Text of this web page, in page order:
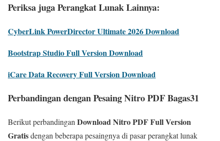
Periksa juga Perangkat Lunak Lainnya:
CyberLink PowerDirector Ultimate 2026 Download
Bootstrap Studio Full Version Download
iCare Data Recovery Full Version Download
Perbandingan dengan Pesaing Nitro PDF Bagas31
Berikut perbandingan Download Nitro PDF Full Version
Gratisdengan beberapa pesaingnya di pasar perangkat lunak